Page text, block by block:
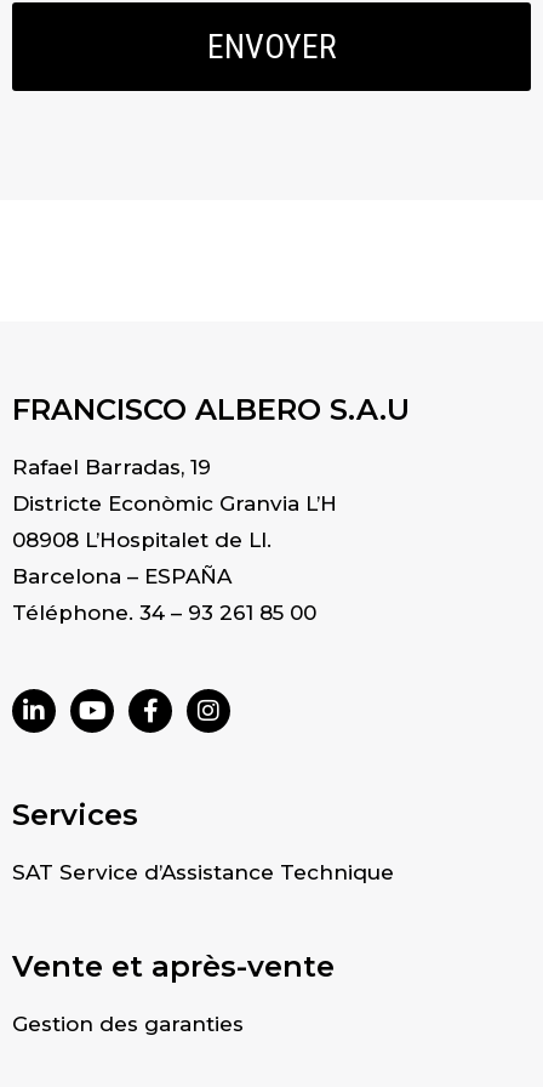
ENVOYER
FRANCISCO ALBERO S.A.U
Rafael Barradas, 19
Districte Econòmic Granvia L’H
08908 L’Hospitalet de Ll.
Barcelona – ESPAÑA
Téléphone. 34 – 93 261 85 00
Services
SAT Service d’Assistance Technique
Vente et après-vente
Gestion des garanties